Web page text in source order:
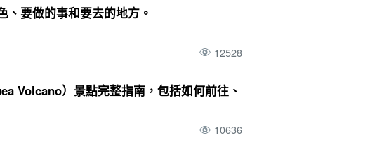
、要做的事和要去的地方。
12528
Volcano）景點完整指南，包括如何前往、
10636